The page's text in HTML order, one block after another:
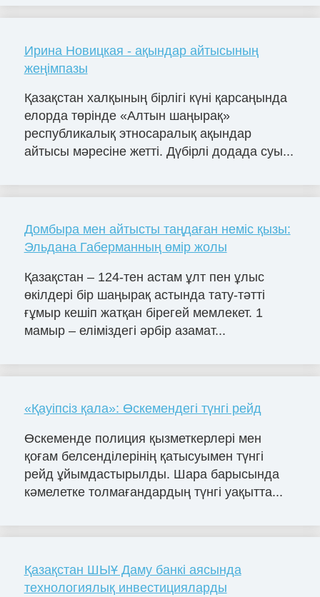
Ирина Новицкая - ақындар айтысының
жеңімпазы
Қазақстан халқының бірлігі күні қарсаңында
елорда төрінде «Алтын шаңырақ»
республикалық этносаралық ақындар
айтысы мәресіне жетті. Дүбірлі додада суы...
Домбыра мен айтысты таңдаған неміс қызы:
Эльдана Габерманның өмір жолы
Қазақстан – 124-тен астам ұлт пен ұлыс
өкілдері бір шаңырақ астында тату-тәтті
ғұмыр кешіп жатқан бірегей мемлекет. 1
мамыр – еліміздегі әрбір азамат...
«Қауіпсіз қала»: Өскемендегі түнгі рейд
Өскеменде полиция қызметкерлері мен
қоғам белсенділерінің қатысуымен түнгі
рейд ұйымдастырылды. Шара барысында
кәмелетке толмағандардың түнгі уақытта...
Қазақстан ШЫҰ Даму банкі аясында
технологиялық инвестицияларды